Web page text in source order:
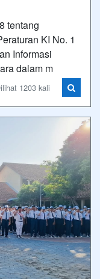
tentang
KI No. 1
Informasi
dalam m
1203 kali